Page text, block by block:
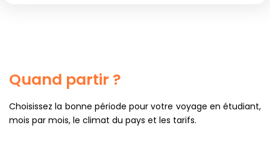
Quand partir ?
Choisissez la bonne période pour votre voyage en étudiant,
mois par mois, le climat du pays et les tarifs.